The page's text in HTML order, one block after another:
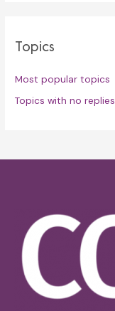
Topics
Most popular topics
Topics with no replies